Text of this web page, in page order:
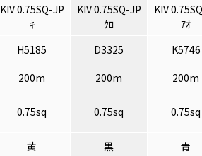
KIV 0.75SQ-JP
ｷ
KIV 0.75SQ-JP
ｸﾛ
KIV
ｱｵ
H5185 D3325
K5746
200m 200m 200m
0.75sq 0.75sq 0.75sq
黄 黒 青